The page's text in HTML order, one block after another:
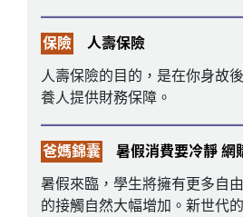
保險
人壽保險
人壽保險的目的，是在你身故
養人提供財務保障。
爸媽錦囊
暑假消費要冷靜 網
暑假來臨，學生將擁有更多自
的接觸自然大幅增加。新世代